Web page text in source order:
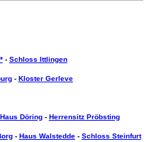
- Schloss Ittlingen
- Kloster Gerleve
Haus Döring- Herrensitz Pröbsting
- Haus Walstedde- Schloss Steinfurt